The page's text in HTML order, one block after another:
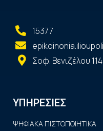
15377
Σοφ. Βενιζέλου
ΥΠΗΡΕΣΙΕΣ
ΨΗΦΙΑΚΑ ΠΙΣΤΟΠΟΙΗΤΙΚΑ